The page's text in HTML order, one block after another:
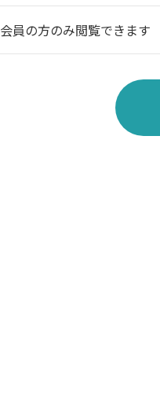
会員の方のみ閲覧できます